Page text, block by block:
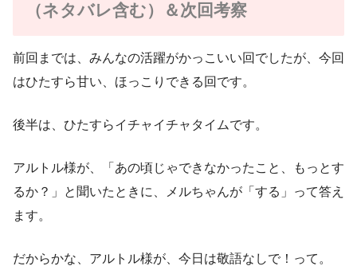
（ネタバレ含む）＆次回考察
前回までは、みんなの活躍がかっこいい回でしたが、今回
はひたすら甘い、ほっこりできる回です。
後半は、ひたすらイチャイチャタイムです。
アルトル様が、「あの頃じゃできなかったこと、もっとす
るか？」と聞いたときに、メルちゃんが「する」って答え
ます。
だからかな、アルトル様が、今日は敬語なしで！って。